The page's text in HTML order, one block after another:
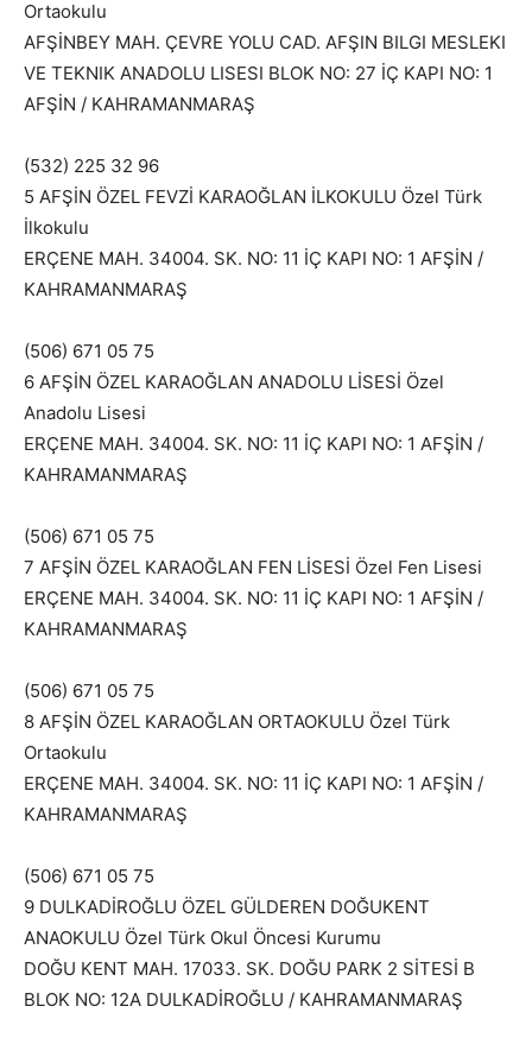
Ortaokulu
AFŞİNBEY MAH. ÇEVRE YOLU CAD. AFŞIN BILGI MESLEKI
VE TEKNIK ANADOLU LISESI BLOK NO: 27 İÇ KAPI NO: 1
AFŞİN / KAHRAMANMARAŞ
(532) 225 32 96
5 AFŞİN ÖZEL FEVZİ KARAOĞLAN İLKOKULU Özel Türk
İlkokulu
ERÇENE MAH. 34004. SK. NO: 11 İÇ KAPI NO: 1 AFŞİN /
KAHRAMANMARAŞ
(506) 671 05 75
6 AFŞİN ÖZEL KARAOĞLAN ANADOLU LİSESİ Özel
Anadolu Lisesi
ERÇENE MAH. 34004. SK. NO: 11 İÇ KAPI NO: 1 AFŞİN /
KAHRAMANMARAŞ
(506) 671 05 75
7 AFŞİN ÖZEL KARAOĞLAN FEN LİSESİ Özel Fen Lisesi
ERÇENE MAH. 34004. SK. NO: 11 İÇ KAPI NO: 1 AFŞİN /
KAHRAMANMARAŞ
(506) 671 05 75
8 AFŞİN ÖZEL KARAOĞLAN ORTAOKULU Özel Türk
Ortaokulu
ERÇENE MAH. 34004. SK. NO: 11 İÇ KAPI NO: 1 AFŞİN /
KAHRAMANMARAŞ
(506) 671 05 75
9 DULKADİROĞLU ÖZEL GÜLDEREN DOĞUKENT
ANAOKULU Özel Türk Okul Öncesi Kurumu
DOĞU KENT MAH. 17033. SK. DOĞU PARK 2 SİTESİ B
BLOK NO: 12A DULKADİROĞLU / KAHRAMANMARAŞ